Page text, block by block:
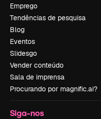
Emprego
Tendências de pesquisa
Blog
Eventos
Slidesgo
Vender conteúdo
Sala de imprensa
Procurando por magnific.ai?
Siga-nos